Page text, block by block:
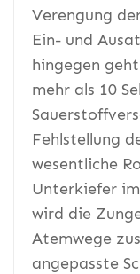
Verengung
Ein- und
hingegen
mehr als 10
Fehlstellung
wesentliche
Unterkiefer
wird die
Atemwege
angepasste